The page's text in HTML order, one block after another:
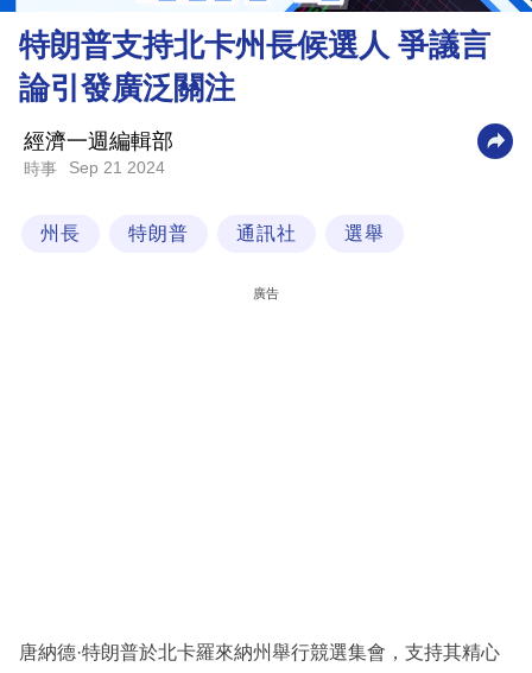
財
商
業
科
區
特朗普支持北卡州長候選人 爭議言
論引發廣泛關注
經濟一週編輯部
時事 Sep 21 2024
州長 特朗普 通訊社 選舉
廣告
唐納德·特朗普於北卡羅來納州舉行競選集會，支持其精心